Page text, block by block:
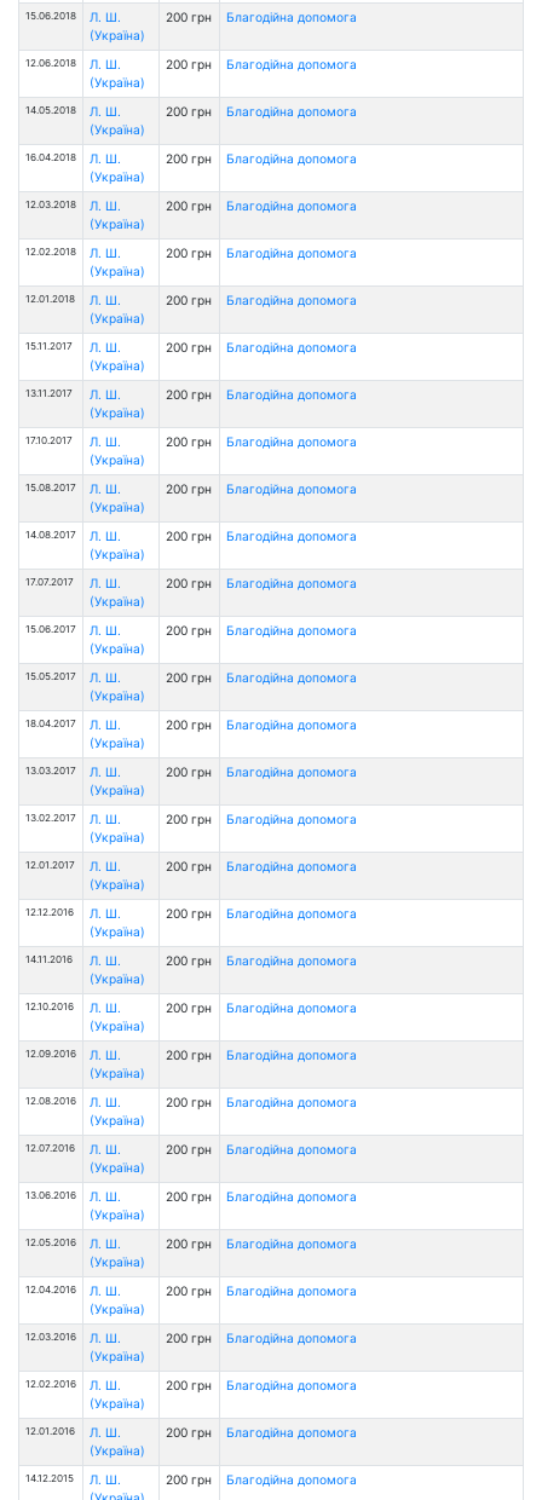
15.06.2018
Л. Ш.
(Україна)
200 грн Благодійна допомога
12.06.2018
Л. Ш.
(Україна)
200 грн Благодійна допомога
14.05.2018
Л. Ш.
(Україна)
200 грн Благодійна допомога
16.04.2018
Л. Ш.
(Україна)
200 грн Благодійна допомога
12.03.2018
Л. Ш.
(Україна)
200 грн Благодійна допомога
12.02.2018
Л. Ш.
(Україна)
200 грн Благодійна допомога
12.01.2018
Л. Ш.
(Україна)
200 грн Благодійна допомога
15.11.2017
Л. Ш.
(Україна)
200 грн Благодійна допомога
13.11.2017
Л. Ш.
(Україна)
200 грн Благодійна допомога
17.10.2017
Л. Ш.
(Україна)
200 грн Благодійна допомога
15.08.2017
Л. Ш.
(Україна)
200 грн Благодійна допомога
14.08.2017
Л. Ш.
(Україна)
200 грн Благодійна допомога
17.07.2017
Л. Ш.
(Україна)
200 грн Благодійна допомога
15.06.2017
Л. Ш.
(Україна)
200 грн Благодійна допомога
15.05.2017
Л. Ш.
(Україна)
200 грн Благодійна допомога
18.04.2017
Л. Ш.
(Україна)
200 грн Благодійна допомога
13.03.2017
Л. Ш.
(Україна)
200 грн Благодійна допомога
13.02.2017
Л. Ш.
(Україна)
200 грн Благодійна допомога
12.01.2017
Л. Ш.
(Україна)
200 грн Благодійна допомога
12.12.2016
Л. Ш.
(Україна)
200 грн Благодійна допомога
14.11.2016
Л. Ш.
(Україна)
200 грн Благодійна допомога
12.10.2016
Л. Ш.
(Україна)
200 грн Благодійна допомога
12.09.2016
Л. Ш.
(Україна)
200 грн Благодійна допомога
12.08.2016
Л. Ш.
(Україна)
200 грн Благодійна допомога
12.07.2016
Л. Ш.
(Україна)
200 грн Благодійна допомога
13.06.2016
Л. Ш.
(Україна)
200 грн Благодійна допомога
12.05.2016
Л. Ш.
(Україна)
200 грн Благодійна допомога
12.04.2016
Л. Ш.
(Україна)
200 грн Благодійна допомога
12.03.2016
Л. Ш.
(Україна)
200 грн Благодійна допомога
12.02.2016
Л. Ш.
(Україна)
200 грн Благодійна допомога
12.01.2016
Л. Ш.
(Україна)
200 грн Благодійна допомога
14.12.2015
Л. Ш.
200 грн Благодійна допомога